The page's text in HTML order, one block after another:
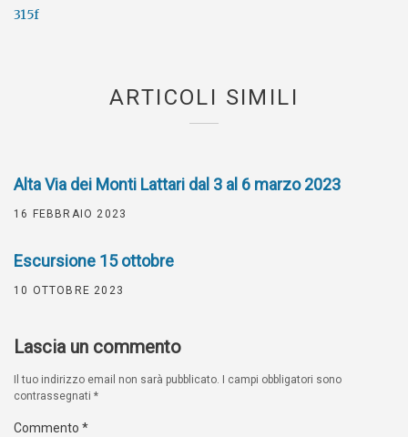
315f
ARTICOLI SIMILI
Alta Via dei Monti Lattari dal 3 al 6 marzo 2023
16 FEBBRAIO 2023
Escursione 15 ottobre
10 OTTOBRE 2023
Lascia un commento
Il tuo indirizzo email non sarà pubblicato. I campi obbligatori sono
contrassegnati *
Commento *